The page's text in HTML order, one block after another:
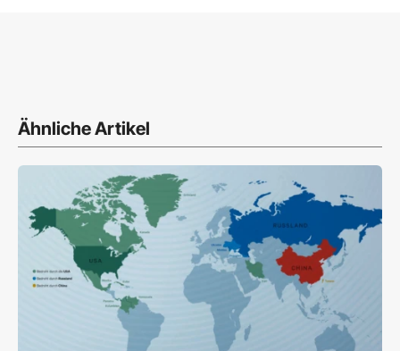
Ähnliche Artikel